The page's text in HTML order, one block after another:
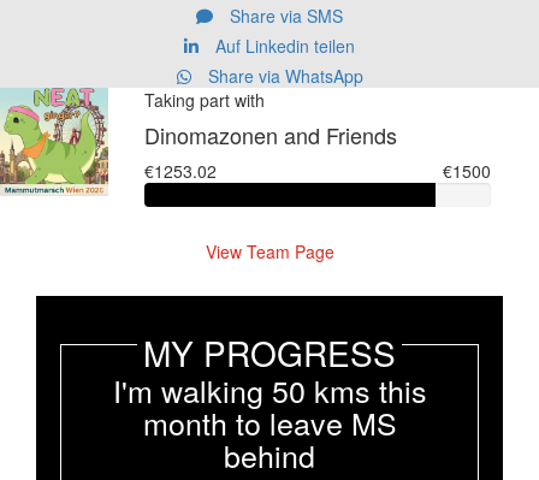
Share via SMS
Auf Linkedin teilen
Share via WhatsApp
Taking part with
Dinomazonen and Friends
€1253.02 €1500
View Team Page
MY PROGRESS
I'm walking 50 kms this
month to leave MS
behind